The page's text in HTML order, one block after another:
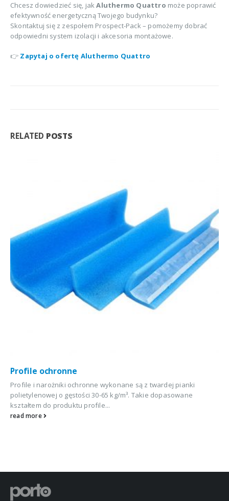
Chcesz dowiedzieć się, jakAluthermo Quattro może poprawić
efektywność energetyczną Twojego budynku?
Skontaktuj się z zespołem Prospect-Pack – pomożemy dobrać
odpowiedni system izolacji i akcesoria montażowe.
👉 Zapytaj o ofertę Aluthermo Quattro
RELATED POSTS
Profile ochronne
Profile i narożniki ochronne wykonane są z twardej pianki
polietylenowej o gęstości 30-65 kg/m³. Takie dopasowane
kształtem do produktu profile...
read more